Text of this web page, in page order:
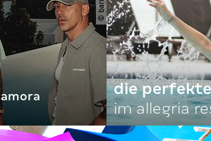
die
im allegria